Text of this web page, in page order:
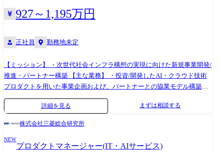
ストプラクティスの調査・検証・社内共有 業務内容の変更範囲：会社の
事業状況やご本人の適性に応じて担当する業務内容が変更となる場合が
927～1,195万円
正社員 勤務地未定
【ミッション】 ・次世代社会インフラ構想の実現に向けた新規事業開発/
推進・パートナー構築 【主な業務】 ・投資/開発したAI・クラウド技術
プロダクトを用いた事業企画および、パートナーとの協業モデル構築
【具体的な業務】 ・パートナー戦略立案 ・パートナー候補企業との協業
モデル構築 ・投資DD ・技術/市場動向の調査分析 ・社内外関係者との調
詳細を見る まずは相談する
株式会社三菱総合研究所
NEW
プロダクトマネージャー(IT・AIサービス)